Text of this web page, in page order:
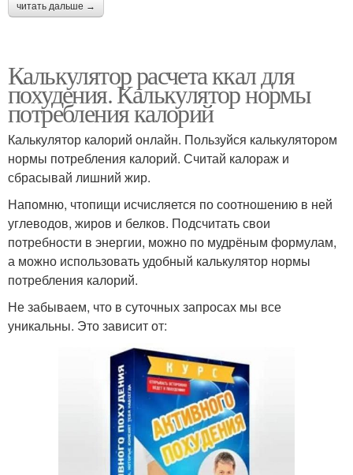
читать дальше →
Калькулятор расчета ккал для
похудения. Калькулятор нормы
потребления калорий
Калькулятор калорий онлайн. Пользуйся калькулятором
нормы потребления калорий. Считай калораж и
сбрасывай лишний жир.
Напомню, чтопищи исчисляется по соотношению в ней
углеводов, жиров и белков. Подсчитать свои
потребности в энергии, можно по мудрёным формулам,
а можно использовать удобный калькулятор нормы
потребления калорий.
Не забываем, что в суточных запросах мы все
уникальны. Это зависит от: